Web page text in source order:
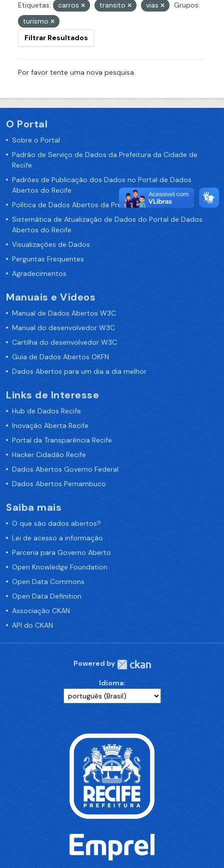
Etiquetas: carros transito vias
Grupos:
turismo
Filtrar Resultados
Por favor tente uma nova pesquisa.
O Portal
Sobre o Portal
Padrão de Serviço de Dados da Prefeitura da Cidade de
Recife
Padrões de Publicação dos Dados no Portal de Dados
Abertos do Recife
Política de Dados Abertos da Prefeitura do Recife
Sistemática de Atualização de Dados do Portal de Dados
Abertos do Recife
Visualizações de Dados
Perguntas Frequentes
Agradecimentos
Manuais e Vídeos
Manual de Dados Abertos W3C
Manual do desenvolvedor W3C
Cartilha do desenvolvedor W3C
Guia de Dados Abertos OKFN
Dados Abertos para um dia a dia melhor
Links de Interesse
Hub de Dados Recife
Inovação Aberta Recife
Portal da Transparência Recife
Hacker Cidadão Recife
Dados Abertos Governo Federal
Dados Abertos Pernambuco
Saiba mais
O que são dados abertos?
Lei de acesso a informação
Parceria para Governo Aberto
Open Knowledge Foundation
Open Data Commons
Open Data Definition
Associação CKAN
API do CKAN
Powered by
Idioma